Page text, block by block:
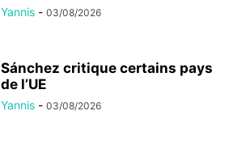
Yannis - 03/08/2026
Sánchez critique certains pays
de l’UE
Yannis - 03/08/2026